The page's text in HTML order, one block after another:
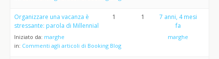
Organizzare una vacanza è
stressante: parola di Millennial
Iniziato da: marghe
in: Commenti agli articoli di Booking Blog
1 1
7 anni, 4 mesi
fa
marghe